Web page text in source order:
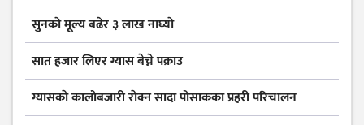
सुनकाे मूल्य बढेर ३ लाख नाघ्याे
सात हजार लिएर ग्यास बेच्ने पक्राउ
ग्यासकाे कालोबजारी राेक्न सादा पोसाकका प्रहरी परिचालन